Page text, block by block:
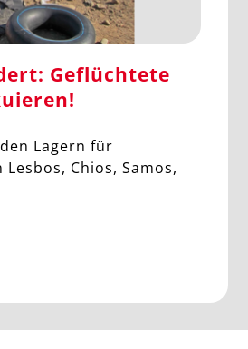
Geflüchtete
Lagern für
Chios, Samos,